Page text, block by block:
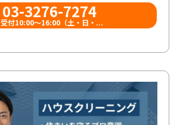
03-3276-7274
受付10:00〜16:00（土・日・...